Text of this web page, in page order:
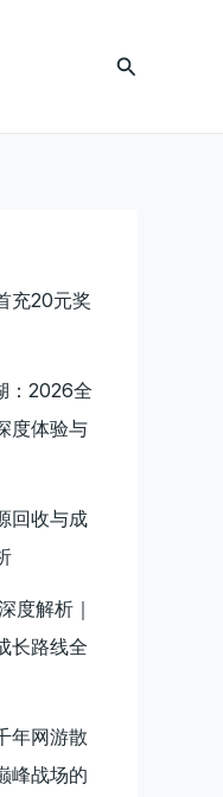
搜
充20元奖
：2026全
度体验与
回收与成
度解析｜
长路线全
年网游散
峰战场的